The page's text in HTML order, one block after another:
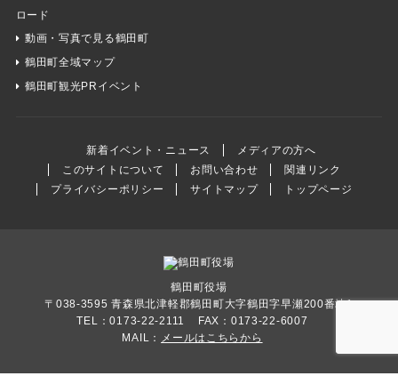
ロード
動画・写真で見る鶴田町
鶴田町全域マップ
鶴田町観光PRイベント
新着イベント・ニュース
メディアの方へ
このサイトについて
お問い合わせ
関連リンク
プライバシーポリシー
サイトマップ トップページ
鶴田町役場
〒038-3595 青森県北津軽郡鶴田町大字鶴田字早瀬200番地1
TEL：0173-22-2111
FAX：0173-22-6007
MAIL：
メールはこちらから